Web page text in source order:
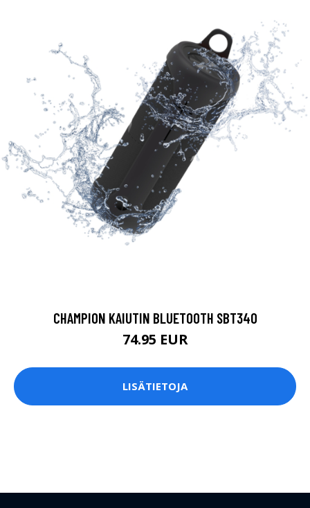
CHAMPION KAIUTIN BLUETOOTH SBT340
74.95 EUR
LISÄTIETOJA